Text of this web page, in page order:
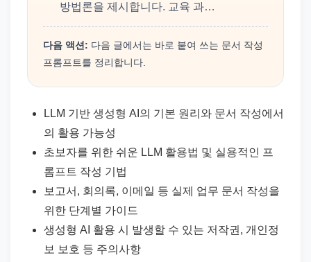
방법론을 제시합니다. 교육 과…
다음 액션: 다음 글에서는 바로 붙여 쓰는 문서 작성
프롬프트를 정리합니다.
LLM 기반 생성형 AI의 기본 원리와 문서 작성에서
의 활용 가능성
초보자를 위한 쉬운 LLM 활용법 및 실용적인 프
롬프트 작성 기법
보고서, 회의록, 이메일 등 실제 업무 문서 작성을
위한 단계별 가이드
생성형 AI 활용 시 발생할 수 있는 저작권, 개인정
보 보호 등 주의사항